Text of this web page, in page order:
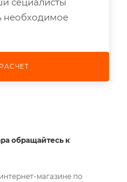
необходимое
обращайтесь к
магазине по